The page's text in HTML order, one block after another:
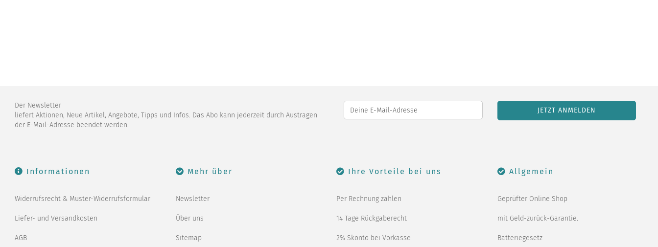
Der Newsletter
liefert Aktionen, Neue Artikel, Angebote, Tipps und Infos. Das Abo kann jederzeit durch Austragen
der E-Mail-Adresse beendet werden.
Informationen
Widerrufsrecht & Muster-Widerrufsformular
Liefer- und Versandkosten
AGB
Mehr über
Newsletter
Über uns
Sitemap
Ihre Vorteile bei uns
Per Rechnung zahlen
14 Tage Rückgaberecht
2% Skonto bei Vorkasse
Allgemein
Geprüfter Online Shop
mit Geld-zurück-Garantie.
Batteriegesetz